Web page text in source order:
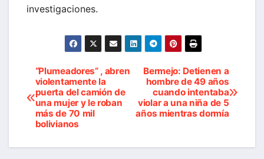
investigaciones.
Navegación
de
entradas
Bermejo: Detienen a
hombre de 49 años
cuando intentaba
violar a una niña de 5
años mientras dormía
“Plumeadores” , abren
violentamente la
puerta del camión de
una mujer y le roban
más de 70 mil
bolivianos